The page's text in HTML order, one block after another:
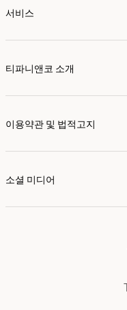
서비스
티파니앤코 소개
이용약관 및 법적고지
소셜 미디어